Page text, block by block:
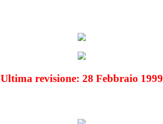
Ultima revisione: 28 Febbraio 1999